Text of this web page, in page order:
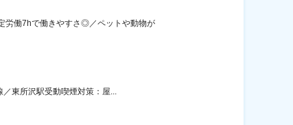
労働7hで働きやすさ◎／ペットや動物が
東所沢駅受動喫煙対策：屋...